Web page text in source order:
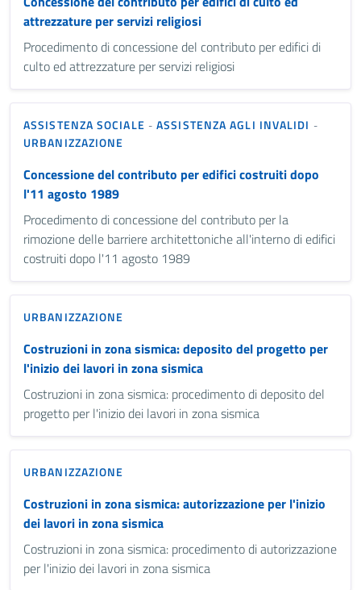
attrezzature per servizi religiosi
Procedimento di concessione del contributo per edifici di
culto ed attrezzature per servizi religiosi
ASSISTENZA SOCIALE -ASSISTENZA AGLI INVALIDI -
URBANIZZAZIONE
Concessione del contributo per edifici costruiti dopo
l'11 agosto 1989
Procedimento di concessione del contributo per la
rimozione delle barriere architettoniche all'interno di edifici
costruiti dopo l'11 agosto 1989
URBANIZZAZIONE
Costruzioni in zona sismica: deposito del progetto per
l'inizio dei lavori in zona sismica
Costruzioni in zona sismica: procedimento di deposito del
progetto per l'inizio dei lavori in zona sismica
URBANIZZAZIONE
Costruzioni in zona sismica: autorizzazione per l'inizio
dei lavori in zona sismica
Costruzioni in zona sismica: procedimento di autorizzazione
per l'inizio dei lavori in zona sismica